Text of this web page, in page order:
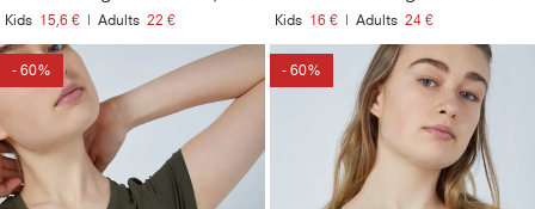
Kids 15,6 € | Adults 22 € Kids 16 € | Adults 24 €
- 60% - 60%